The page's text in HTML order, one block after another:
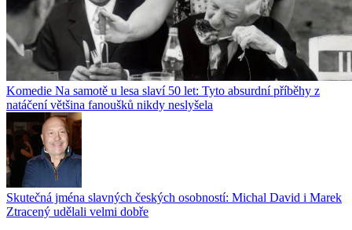
Komedie Na samotě u lesa slaví 50 let: Tyto absurdní příběhy z
natáčení většina fanoušků nikdy neslyšela
Skutečná jména slavných českých osobností: Michal David i Marek
Ztracený udělali velmi dobře